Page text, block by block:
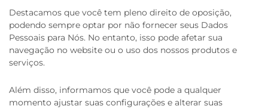
Destacamos que você tem pleno direito de oposição,
podendo sempre optar por não fornecer seus Dados
Pessoais para Nós. No entanto, isso pode afetar sua
navegação no website ou o uso dos nossos produtos e
serviços.
Além disso, informamos que você pode a qualquer
momento ajustar suas configurações e alterar suas